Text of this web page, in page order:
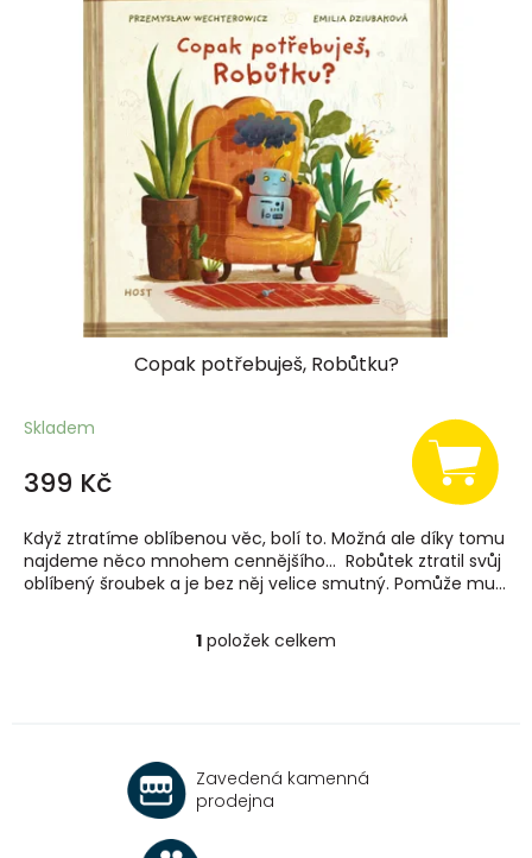
Copak potřebuješ, Robůtku?
Skladem
399 Kč
Když ztratíme oblíbenou věc, bolí to. Možná ale díky tomu
najdeme něco mnohem cennějšího… Robůtek ztratil svůj
oblíbený šroubek a je bez něj velice smutný. Pomůže mu...
O
c
í
1 položek celkem
Zavedená kamenná
prodejna